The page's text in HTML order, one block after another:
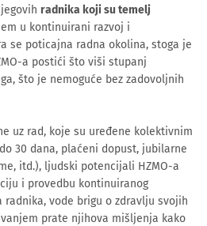
radnika koji su temelj
u kontinuirani razvoj i
se poticajna radna okolina, stoga je
a postići što viši stupanj
što je nemoguće bez zadovoljnih
uz rad, koje su uređene kolektivnim
30 dana, plaćeni dopust, jubilarne
itd.), ljudski potencijali HZMO-a
i provedbu kontinuiranog
radnika, vode brigu o zdravlju svojih
prate njihova mišljenja kako